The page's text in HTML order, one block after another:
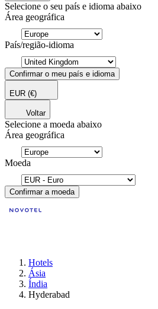
Selecione o seu país e idioma abaixo
Área geográfica
País/região-idioma
Confirmar o meu país e idioma
EUR (€)
Voltar
Selecione a moeda abaixo
Área geográfica
Moeda
Confirmar a moeda
Hotels
Ásia
Índia
Hyderabad